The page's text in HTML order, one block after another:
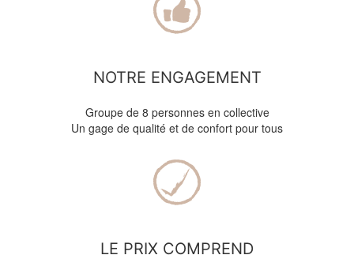
NOTRE ENGAGEMENT
Groupe de 8 personnes en collective
Un gage de qualité et de confort pour tous
LE PRIX COMPREND